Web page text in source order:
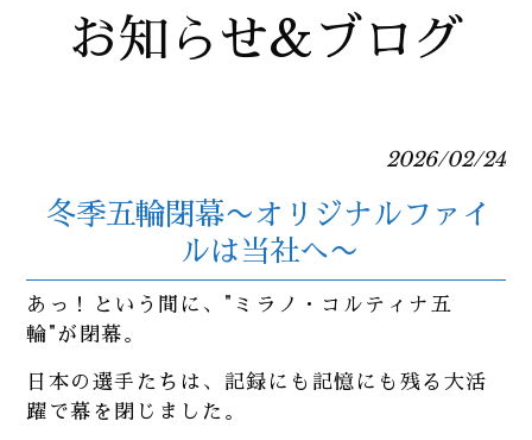
お知らせ&ブログ
2026/02/24
冬季五輪閉幕〜オリジナルファイ
ルは当社へ〜
あっ！という間に、"ミラノ・コルティナ五
輪"が閉幕。
日本の選手たちは、記録にも記憶にも残る大活
躍で幕を閉じました。